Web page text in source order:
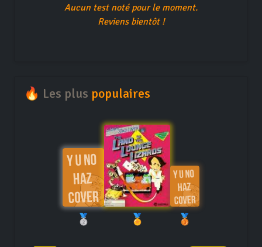
Aucun test noté pour le moment.
Reviens bientôt !
🔥 Les plus populaires
🥈 🏅 🥉